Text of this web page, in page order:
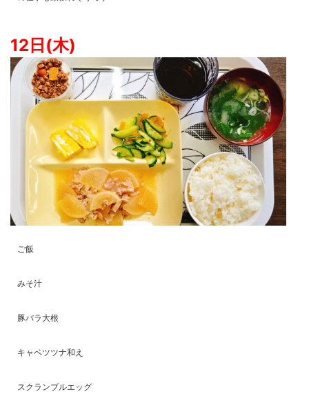
12日(木)
ご飯
みそ汁
豚バラ大根
キャベツツナ和え
スクランブルエッグ